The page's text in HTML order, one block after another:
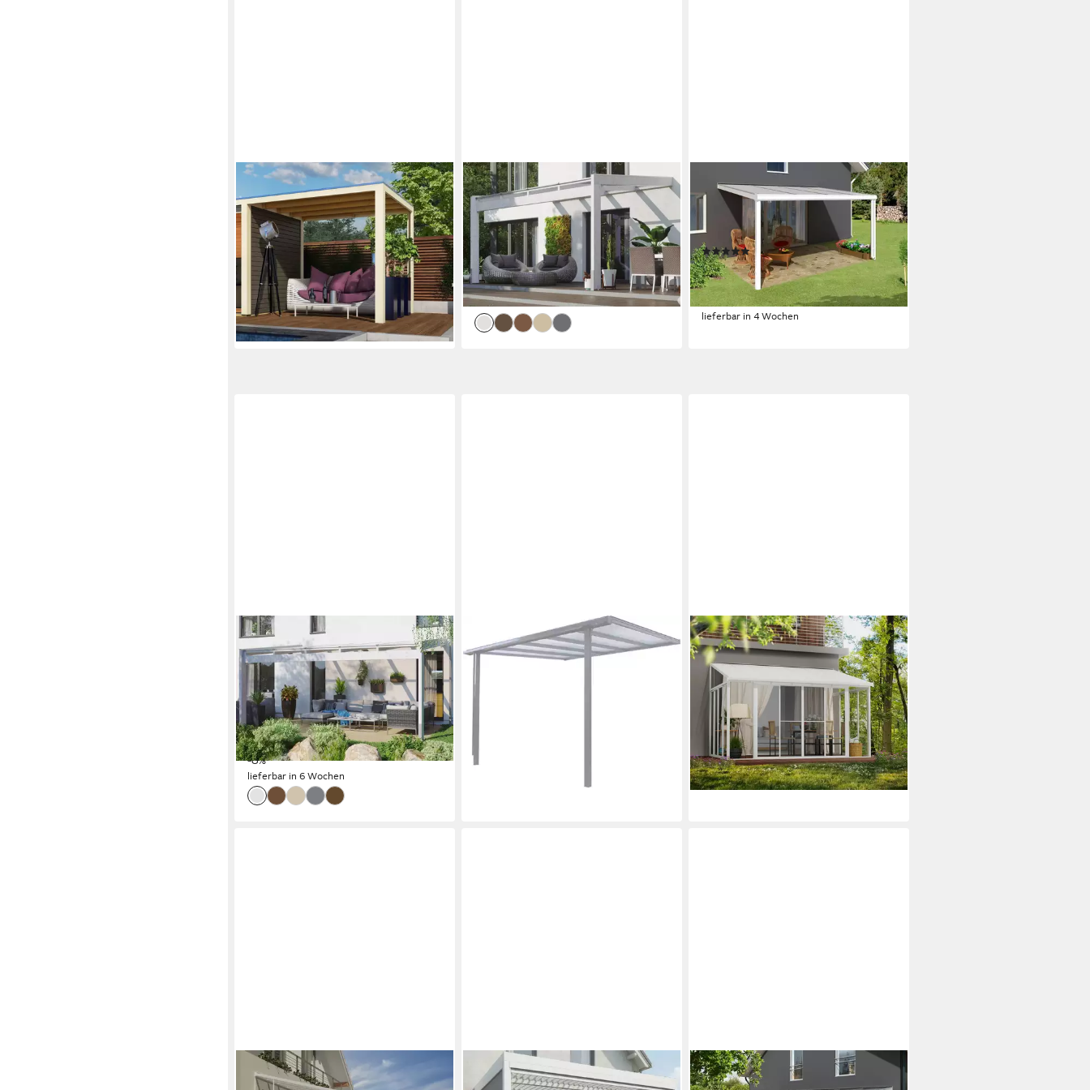
KONIFERA
Anbaudach, BxT: 200x276 cm,
passend für Saunahaus "Ruben" und
"Hagen", elfenbeinweiß lackiert
931,49 €
27,04 € mtl. in 48 Raten
lieferbar in 3 Wochen
SKANHOLZ
Terrassendach Novara, BxT:
450x259 cm, Bedachung
Doppelstegplatten, BxT: 450x259 cm
2.979,54 €
UVP3.229,00 €
86,50 €mtl. in 48 Raten
-8%
lieferbar in 6 Wochen
Terrassendach Genua, BxT: 434x257
cm, Bedachung Doppelstegplatten,
434 cm Breite, verschiedene Tiefe
(1)
ab 2.068,89 € UVP2.245,00 €
60,07 €mtl. in 48 Raten
-8%
lieferbar in 4 Wochen
SKANHOLZ
Terrassendach Novara, BxT:
557x359 cm, Bedachung
Doppelstegplatten, BxT: 557x359
cm, versch. Farben
4.063,16 € UVP4.405,00 €
117,96 €mtl. in 48 Raten
-8%
lieferbar in 6 Wochen
BECKMANN
Terrassendach TREND Gr. 1, BxT:
PALRAM - CANOPIA
Terrassendach Canopia SanRemo,
BxT: 205x137 cm,
Wintergartenzubehör
Fliegengittertür Weiß
296,22 €
14,71 €mtl. in 24 Raten
lieferbar in 2 Wochen
PALRAM - CANOPIA
Terrassendach mit
MCW
Terrassendach Terrassenvordach
SKANHOLZ
Terrassendach Monza, BxT: 648x307